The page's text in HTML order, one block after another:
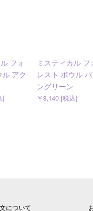
フォ
アク
]
ミスティカル フ
レスト ボウル
ングリーン
￥8,140 [税込]
について